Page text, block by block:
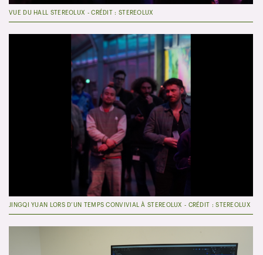
VUE DU HALL STEREOLUX - CRÉDIT : STEREOLUX
JINGQI YUAN LORS D’UN TEMPS CONVIVIAL À STEREOLUX - CRÉDIT : STEREOLUX